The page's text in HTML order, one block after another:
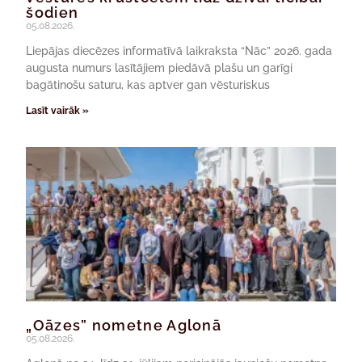
šodien
05.08.2026.
Liepājas diecēzes informatīvā laikraksta “Nāc” 2026. gada
augusta numurs lasītājiem piedāvā plašu un garīgi
bagātinošu saturu, kas aptver gan vēsturiskus
Lasīt vairāk »
„Oāzes” nometne Aglonā
05.08.2026.